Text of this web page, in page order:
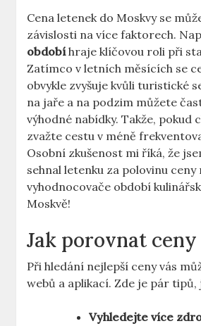
Cena letenek do Moskvy se
závislosti na více faktorech.
obdobíhraje klíčovou roli při
Zatímco v letních měsících se
obvykle zvyšuje kvůli turistické
na jaře a na podzim můžete
výhodné nabídky. Takže, pokud
zvažte cestu v méně
Osobní zkušenost mi říká, že
sehnal letenku za polovinu
vyhodnocovače období
Moskvě!
Jak porovnat
Při hledání nejlepší ceny vás
webů a aplikací. Zde je pár tipů,
Vyhledejte více